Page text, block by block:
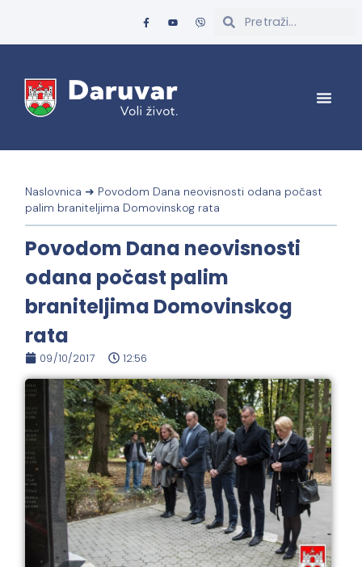
Naslovnica ➜ Povodom Dana neovisnosti odana počast
palim braniteljima Domovinskog rata
Povodom Dana neovisnosti
odana počast palim
braniteljima Domovinskog
rata
09/10/2017 12:56